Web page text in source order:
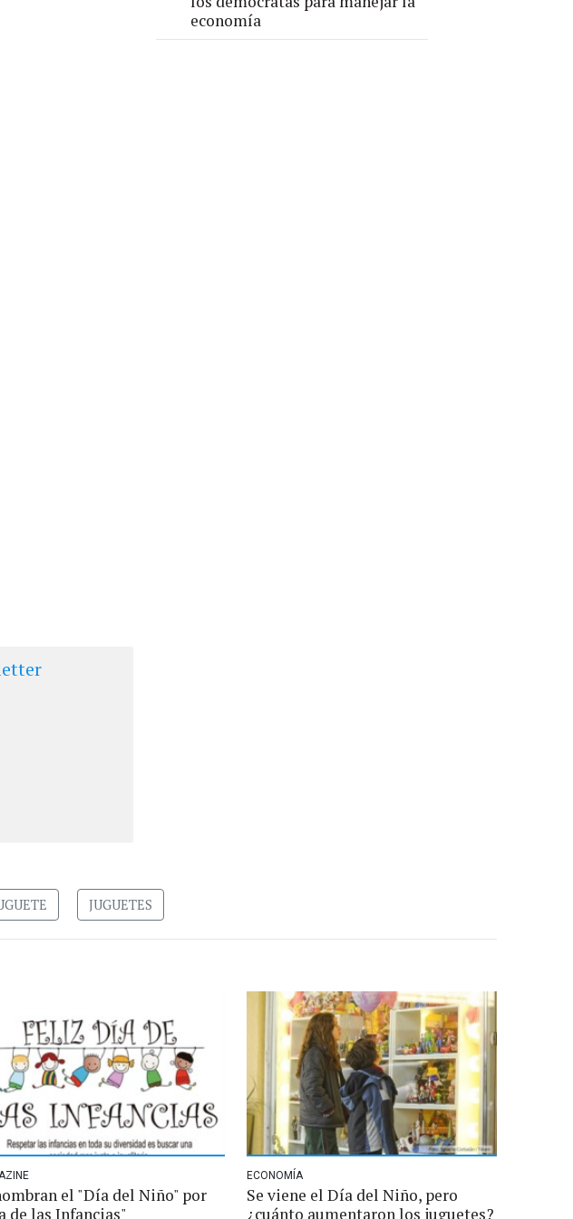
economía
JUGUETES
el "Día del Niño" por
de las Infancias"
ECONOMÍA
Se viene el Día del Niño, pero
¿cuánto aumentaron los juguetes?